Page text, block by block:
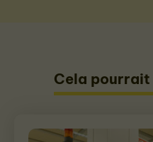
Cela pourrait